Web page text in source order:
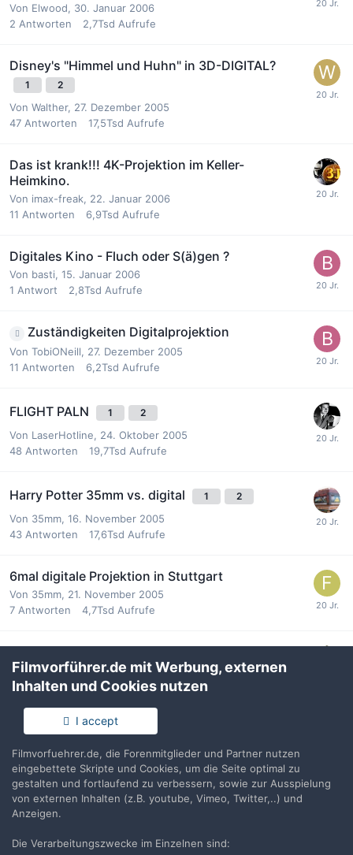
Von Elwood, 30. Januar 2006
2 Antworten 2,7Tsd Aufrufe
Disney's "Himmel und Huhn" in 3D-DIGITAL?
1 2
Von Walther, 27. Dezember 2005
47 Antworten 17,5Tsd Aufrufe
Das ist krank!!! 4K-Projektion im Keller-
Heimkino.
Von imax-freak, 22. Januar 2006
11 Antworten 6,9Tsd Aufrufe
Digitales Kino - Fluch oder S(ä)gen ?
Von basti, 15. Januar 2006
1 Antwort 2,8Tsd Aufrufe
Zuständigkeiten Digitalprojektion
Von TobiONeill, 27. Dezember 2005
11 Antworten 6,2Tsd Aufrufe
FLIGHT PALN 1 2
Von LaserHotline, 24. Oktober 2005
48 Antworten 19,7Tsd Aufrufe
Harry Potter 35mm vs. digital 1 2
Von 35mm, 16. November 2005
43 Antworten 17,6Tsd Aufrufe
6mal digitale Projektion in Stuttgart
Von 35mm, 21. November 2005
7 Antworten 4,7Tsd Aufrufe
2. November 2005
69 Antworten 26,7Tsd Aufrufe
in Irland bald nur noch digitales Kino.
VonCedric,25. März 2005
Antworten 12,6Tsd Aufrufe
VORHERIGE
Filmvorführer.de mit Werbung, externen
Inhalten und Cookies nutzen
I accept
Filmvorfuehrer.de, die Forenmitglieder und Partner nutzen
eingebettete Skripte und Cookies, um die Seite optimal zu
gestalten und fortlaufend zu verbessern, sowie zur Ausspielung
von externen Inhalten (z.B. youtube, Vimeo, Twitter,..) und
Anzeigen.
Die Verarbeitungszwecke im Einzelnen sind: